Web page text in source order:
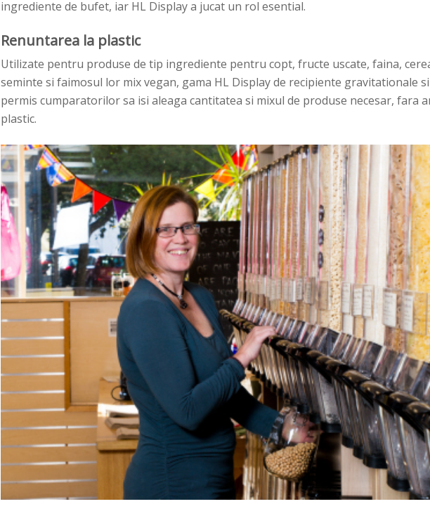
ingrediente de bufet, iar HL Display a jucat un rol esential.
Renuntarea la plastic
Utilizate pentru produse de tip ingrediente pentru copt, fructe uscate, faina,
seminte si faimosul lor mix vegan, gama HL Display de recipiente gravitationale si
permis cumparatorilor sa isi aleaga cantitatea si mixul de produse necesar, fara
plastic.